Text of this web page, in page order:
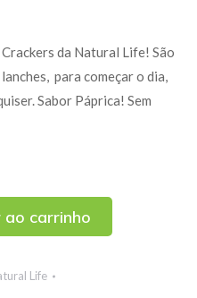
da Natural Life! São
para começar o dia,
Sabor Páprica! Sem
ao carrinho
Life